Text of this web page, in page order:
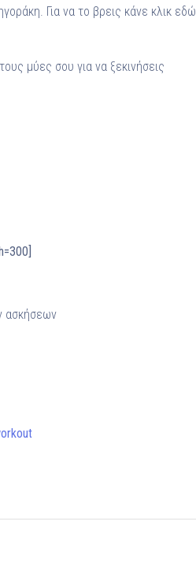
Για να το βρεις κάνε κλικ εδώ
μύες σου για να ξεκινήσεις
ασκήσεων